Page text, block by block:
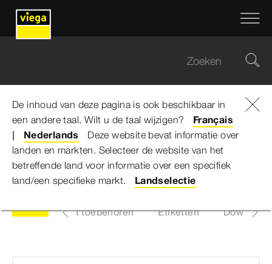
De inhoud van deze pagina is ook beschikbaar in
een andere taal. Wilt u de taal wijzigen?
Français
Nederlands
Deze website bevat informatie over
landen en markten. Selecteer de website van het
betreffende land voor informatie over een specifiek
land/een specifieke markt.
Landselectie
Viega Belgium ... Rotaplex-Afvoer/overloop
Rotaplex-Afvoer/overloop
Lijst met toebehoren Etiketten